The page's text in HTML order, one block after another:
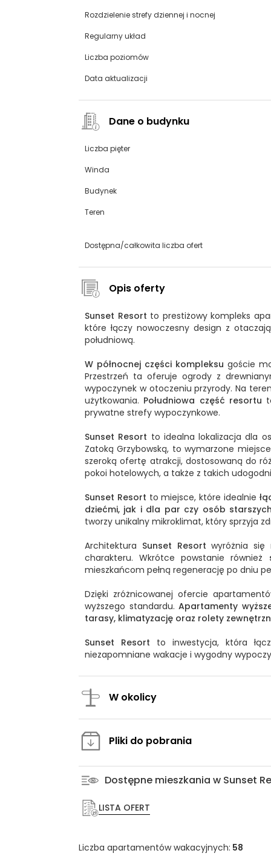
Rozdzielenie strefy dziennej i nocnej
Regularny układ
Liczba poziomów
Data aktualizacji
Dane o budynku
Liczba pięter
Winda
Budynek
Teren
Dostępna/całkowita liczba ofert
Opis oferty
Sunset Resort to prestiżowy kompleks
które łączy nowoczesny design z
południową.
W północnej części kompleksu goście
Przestrzeń ta oferuje ogrody z
wypoczynek w otoczeniu przyrody. Na
użytkowania. Południowa część resortu
prywatne strefy wypoczynkowe.
Sunset Resort to idealna lokalizacja dla
Zatoką Grzybowską, to wymarzone
szeroką ofertę atrakcji, dostosowaną do
pokoi hotelowych, a także z takich
Sunset Resort to miejsce, które idealnie
dziećmi, jak i dla par czy osób
tworzy unikalny mikroklimat, który sprzyja
Architektura Sunset Resort wyróżnia się
charakteru. Wkrótce powstanie również
mieszkańcom pełną regenerację po dniu
Dzięki zróżnicowanej ofercie
wyższego standardu.Apartamenty
tarasy, klimatyzację oraz rolety
Sunset Resort to inwestycja, która
niezapomniane wakacje i wygodny
W okolicy
Pliki do pobrania
Dostępne mieszkania w Sunset
LISTA OFERT
Liczba apartamentów wakacyjnych: 58